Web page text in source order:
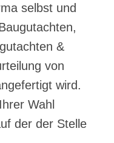
selbst und
&
von
wird.
Wahl
der der Stelle